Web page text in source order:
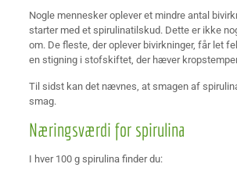
Nogle mennesker oplever et mindre antal
starter med et spirulinatilskud. Dette er ikke
om. De fleste, der oplever bivirkninger, får let
en stigning i stofskiftet, der hæver
Til sidst kan det nævnes, at smagen af
smag.
Næringsværdi for spirulina
I hver 100 g spirulina finder du: